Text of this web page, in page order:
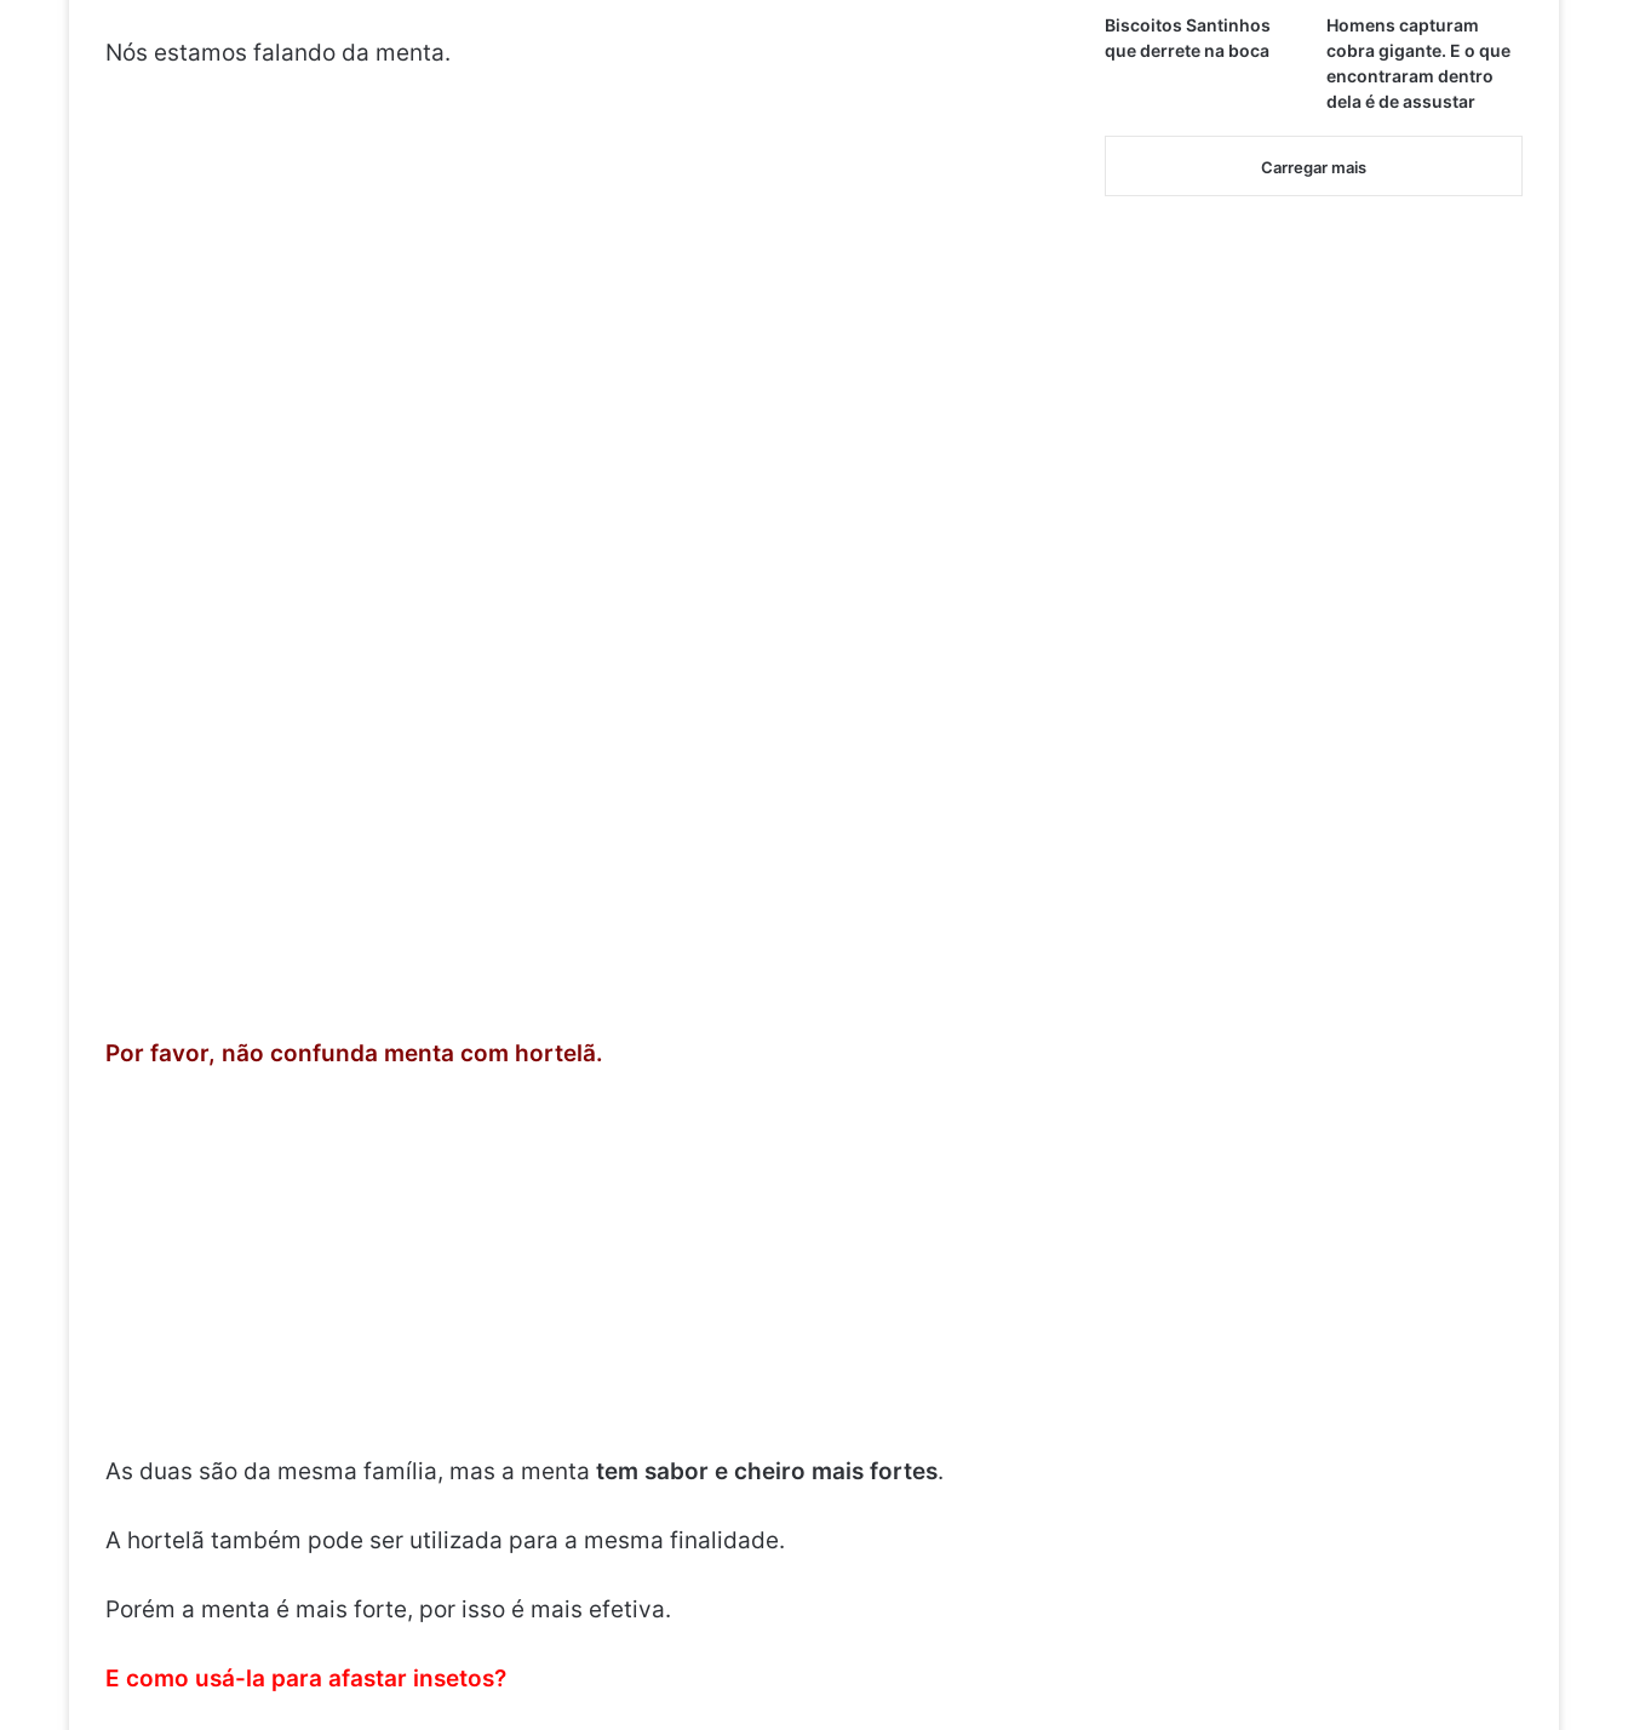
Nós estamos falando da menta.
Por favor, não confunda menta com hortelã.
As duas são da mesma família, mas a menta tem sabor e cheiro mais fortes.
A hortelã também pode ser utilizada para a mesma finalidade.
Porém a menta é mais forte, por isso é mais efetiva.
E como usá-la para afastar insetos?
Biscoitos Santinhos
que derrete na boca
Homens capturam
cobra gigante. E o que
encontraram dentro
dela é de assustar
Carregar mais